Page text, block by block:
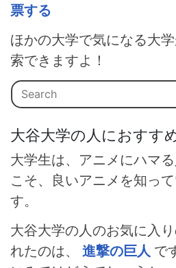
票する
ほかの大学で気になる大
索できますよ！
大谷大学の人におすす
大学生は、アニメにハマ
こそ、良いアニメを知っ
す。
大谷大学の人のお気に入
れたのは、 進撃の巨人 で